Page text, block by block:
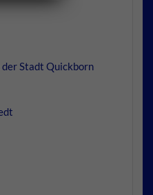
Stadt Quickborn